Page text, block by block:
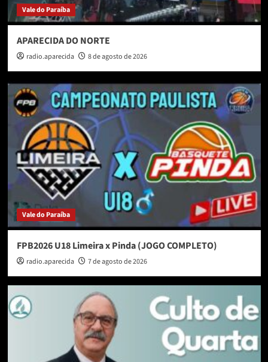
Vale do Paraíba
APARECIDA DO NORTE
radio.aparecida 8 de agosto de 2026
Vale do Paraíba
FPB2026 U18 Limeira x Pinda (JOGO COMPLETO)
radio.aparecida 7 de agosto de 2026